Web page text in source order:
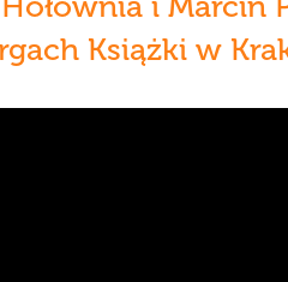
Książki w